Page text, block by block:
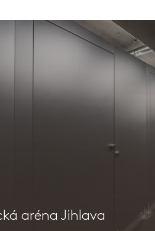
aréna Jihlava